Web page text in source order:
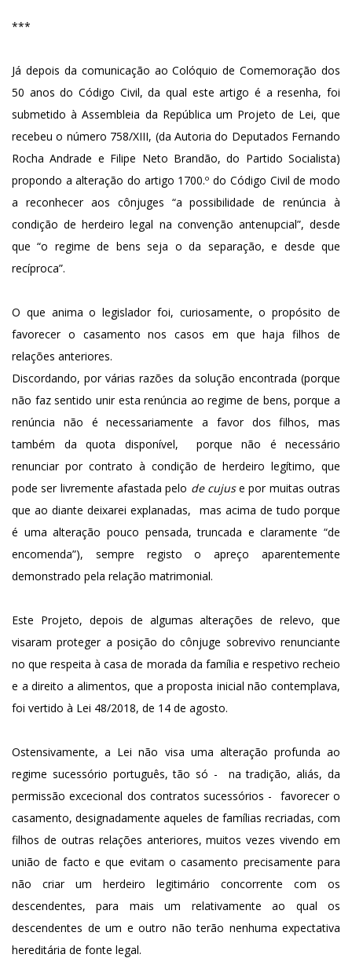
***
Já depois da comunicação ao Colóquio de Comemoração dos
50 anos do Código Civil, da qual este artigo é a resenha, foi
submetido à Assembleia da República um Projeto de Lei, que
recebeu o número 758/XIII, (da Autoria do Deputados Fernando
Rocha Andrade e Filipe Neto Brandão, do Partido Socialista)
propondo a alteração do artigo 1700.º do Código Civil de modo
a reconhecer aos cônjuges “a possibilidade de renúncia à
condição de herdeiro legal na convenção antenupcial”, desde
que “o regime de bens seja o da separação, e desde que
recíproca”.
O que anima o legislador foi, curiosamente, o propósito de
favorecer o casamento nos casos em que haja filhos de
relações anteriores.
Discordando, por várias razões da solução encontrada (porque
não faz sentido unir esta renúncia ao regime de bens, porque a
renúncia não é necessariamente a favor dos filhos, mas
também da quota disponível, porque não é necessário
renunciar por contrato à condição de herdeiro legítimo, que
pode ser livremente afastada pelo de cujuse por muitas outras
que ao diante deixarei explanadas, mas acima de tudo porque
é uma alteração pouco pensada, truncada e claramente “de
encomenda”), sempre registo o apreço aparentemente
demonstrado pela relação matrimonial.
Este Projeto, depois de algumas alterações de relevo, que
visaram proteger a posição do cônjuge sobrevivo renunciante
no que respeita à casa de morada da família e respetivo recheio
e a direito a alimentos, que a proposta inicial não contemplava,
foi vertido à Lei 48/2018, de 14 de agosto.
Ostensivamente, a Lei não visa uma alteração profunda ao
regime sucessório português, tão só - na tradição, aliás, da
permissão excecional dos contratos sucessórios - favorecer o
casamento, designadamente aqueles de famílias recriadas, com
filhos de outras relações anteriores, muitos vezes vivendo em
união de facto e que evitam o casamento precisamente para
não criar um herdeiro legitimário concorrente com os
descendentes, para mais um relativamente ao qual os
descendentes de um e outro não terão nenhuma expectativa
hereditária de fonte legal.